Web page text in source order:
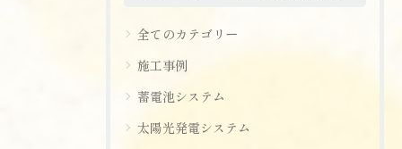
全てのカテゴリー
施工事例
蓄電池システム
太陽光発電システム